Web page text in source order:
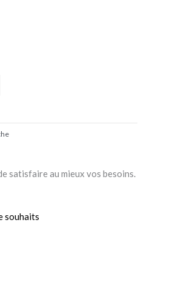
satisfaire au mieux vos besoins.
souhaits